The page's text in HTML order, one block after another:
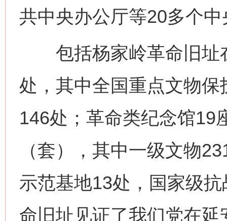
共中央办公厅等20多个
包括杨家岭革命旧址
处，其中全国重点文物
146处；革命类纪念馆19
（套），其中一级文物
示范基地13处，国家级
命旧址见证了我们党在